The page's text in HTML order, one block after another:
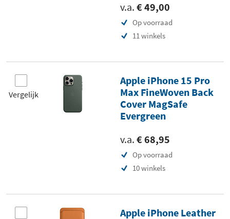
v.a. € 49,00
Op voorraad
11 winkels
Vergelijk
Apple iPhone 15 Pro
Max FineWoven Back
Cover MagSafe
Evergreen
v.a. € 68,95
Op voorraad
10 winkels
Apple iPhone Leather